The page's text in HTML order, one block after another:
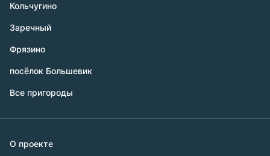
Кольчугино
Заречный
Фрязино
посёлок Большевик
Все пригороды
О проекте